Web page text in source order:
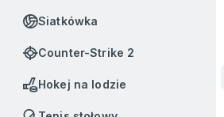
Siatkówka
Counter-Strike 2
Hokej na lodzie